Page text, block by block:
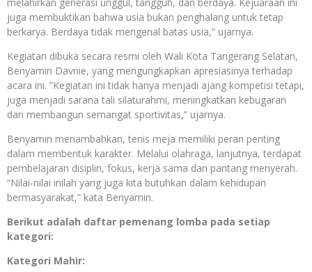
juga membuktikan bahwa usia bukan penghalang untuk tetap
berkarya. Berdaya tidak mengenal batas usia,” ujarnya.
Kegiatan dibuka secara resmi oleh Wali Kota Tangerang Selatan,
Benyamin Davnie, yang mengungkapkan apresiasinya terhadap
acara ini. ”Kegiatan ini tidak hanya menjadi ajang kompetisi te­tapi,
juga menjadi sarana tali silaturahmi, meningkatkan kebugaran
dan membangun semangat sportivitas,” ujarnya.
Benyamin menambahkan, tenis meja memiliki peran penting
dalam membentuk karakter. Melalui olahraga, lanjutnya, terdapat
pembelajaran disiplin, fokus, kerja sama dan pantang menyerah.
“Nilai-nilai inilah yang juga kita butuhkan dalam kehidupan
bermasyarakat,” kata Benyamin.
Berikut adalah daftar pemenang lomba pada setiap
kategori:
Kategori Mahir: